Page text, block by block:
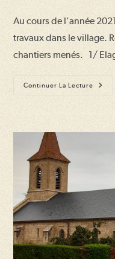
publication :
Au cours de l'année
travaux dans le village.
chantiers menés. 1/
Continuer La Lecture
2021
Tillac